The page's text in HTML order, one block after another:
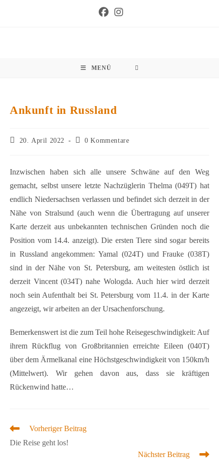
MENÜ
Ankunft in Russland
Beitrag20. April 2022
Beitrags-
0 Kommentare
Inzwischen haben sich alle unsere Schwäne auf den Weg
gemacht, selbst unsere letzte Nachzüglerin Thelma (049T) hat
endlich Niedersachsen verlassen und befindet sich derzeit in der
Nähe von Stralsund (auch wenn die Übertragung auf unserer
Karte derzeit aus unbekannten technischen Gründen noch die
Position vom 14.4. anzeigt). Die ersten Tiere sind sogar bereits
in Russland angekommen: Yamal (024T) und Frauke (038T)
sind in der Nähe von St. Petersburg, am weitesten östlich ist
derzeit Vincent (034T) nahe Wologda. Auch hier wird derzeit
noch sein Aufenthalt bei St. Petersburg vom 11.4. in der Karte
angezeigt, wir arbeiten an der Ursachenforschung.
Bemerkenswert ist die zum Teil hohe Reisegeschwindigkeit: Auf
ihrem Rückflug von Großbritannien erreichte Eileen (040T)
über dem Ärmelkanal eine Höchstgeschwindigkeit von 150km/h
(Mittelwert). Wir gehen davon aus, dass sie kräftigen
Rückenwind hatte…
Weitere
ansehen
Vorheriger Beitrag
Die Reise geht los!
Nächster Beitrag